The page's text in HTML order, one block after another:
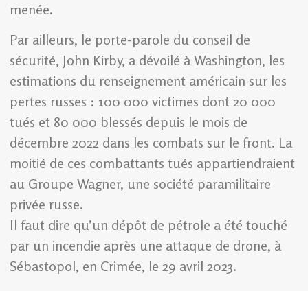
menée.
Par ailleurs, le porte-parole du conseil de
sécurité, John Kirby, a dévoilé à Washington, les
estimations du renseignement américain sur les
pertes russes : 100 000 victimes dont 20 000
tués et 80 000 blessés depuis le mois de
décembre 2022 dans les combats sur le front. La
moitié de ces combattants tués appartiendraient
au Groupe Wagner, une société paramilitaire
privée russe.
Il faut dire qu’un dépôt de pétrole a été touché
par un incendie après une attaque de drone, à
Sébastopol, en Crimée, le 29 avril 2023.